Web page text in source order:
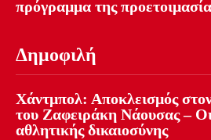
πρόγραμμα της
Δημοφιλή
Χάντμπολ: Αποκλεισμός
του Ζαφειράκη Νάουσας –
αθλητικής δικαιοσύνης